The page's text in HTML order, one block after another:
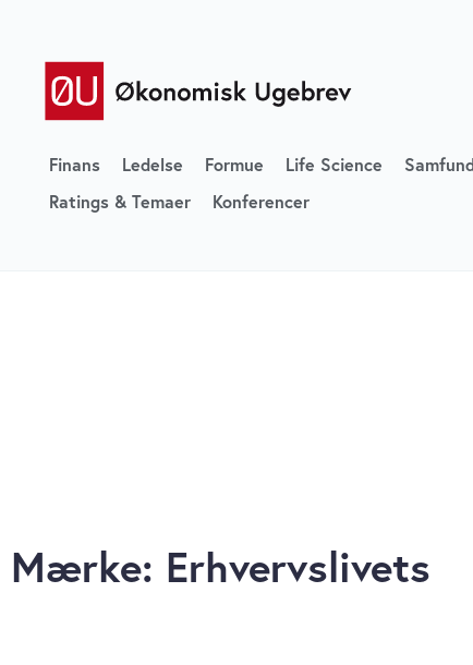
Finans Ledelse Formue Life Science
Ratings & Temaer
Konferencer
Mærke: Erhvervslivets